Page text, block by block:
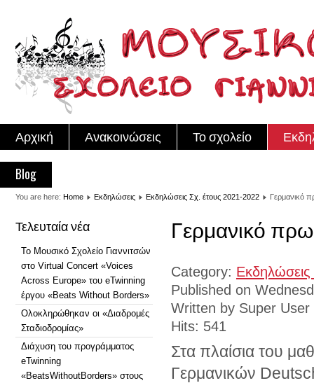
Αρχική Ανακοινώσεις Το σχολείο
Blog
You are here: Home Εκδηλώσεις Εκδηλώσεις Σχ. έτους 2021-2022 Γερμανικό
Τελευταία νέα
Το Μουσικό Σχολείο Γιαννιτσών
στο Virtual Concert «Voices
Across Europe» του eTwinning
έργου «Beats Without Borders»
Ολοκληρώθηκαν οι «Διαδρομές
Σταδιοδρομίας»
Διάχυση του προγράμματος
eTwinning
«BeatsWithoutBorders» στους
Γερμανικό
Category:
Published on
Written by Super User
Hits: 541
Στα πλαίσια του
Γερμανικών